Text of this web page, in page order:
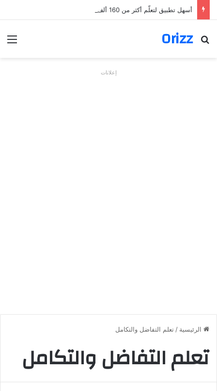
أسهل تطبيق لتعلّم أكثر من 160 ألف فعل بالألمانية
Orizz
بحث عن
إعلانات
الرئيسية / تعلم التفاضل والتكامل
تعلم التفاضل والتكامل